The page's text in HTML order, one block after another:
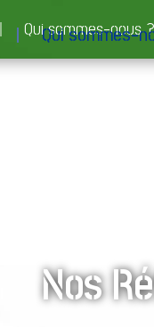
Qui sommes-nous
Qui sommes-
Nos